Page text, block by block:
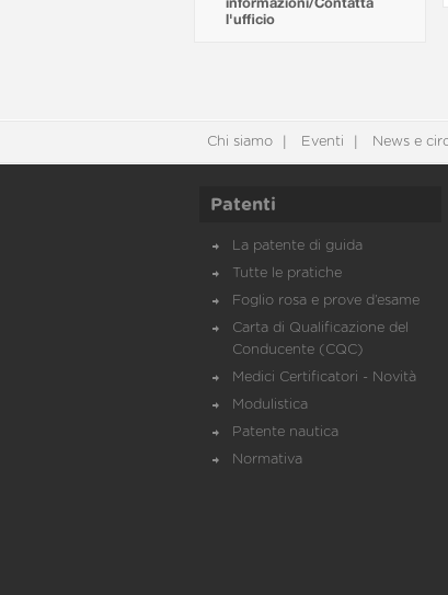
l'ufficio
Chi siamo Eventi News e
Patenti
La patente di guida
Tutte le pratiche
Foglio rosa e prove d’esame
Carta di Qualificazione del
Conducente (CQC)
Medici Certificatori - Novità
Modulistica
Patente nautica
Normativa